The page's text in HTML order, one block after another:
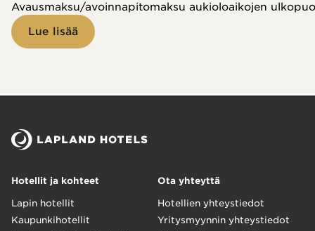
Avausmaksu/avoinnapitomaksu aukioloaikojen
Lue lisää
Hotellit ja kohteet
Lapin hotellit
Kaupunkihotellit
Ota yhteyttä
Hotellien yhteystiedot
Yritysmyynnin yhteystiedot